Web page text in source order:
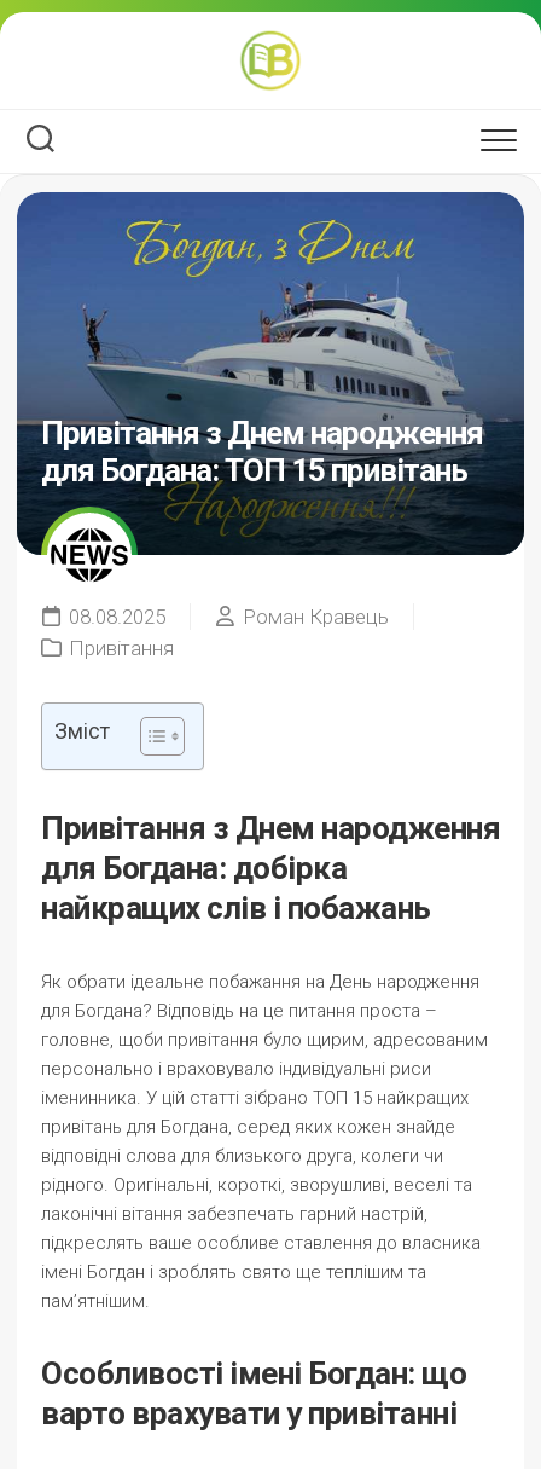
Перейти
Привітання з Днем народження
для Богдана: ТОП 15 привітань
08.08.2025
Роман Кравець
Привітання
Зміст
Привітання з Днем народження
для Богдана: добірка
найкращих слів і побажань
Як обрати ідеальне побажання на День народження
для Богдана? Відповідь на це питання проста –
головне, щоби привітання було щирим, адресованим
персонально і враховувало індивідуальні риси
іменинника. У цій статті зібрано ТОП 15 найкращих
привітань для Богдана, серед яких кожен знайде
відповідні слова для близького друга, колеги чи
рідного. Оригінальні, короткі, зворушливі, веселі та
лаконічні вітання забезпечать гарний настрій,
підкреслять ваше особливе ставлення до власника
імені Богдан і зроблять свято ще теплішим та
пам’ятнішим.
Особливості імені Богдан: що
варто врахувати у привітанні